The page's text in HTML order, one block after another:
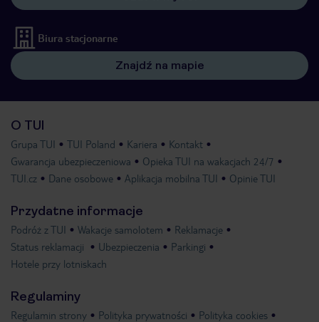
Biura stacjonarne
Znajdź na mapie
O TUI
Grupa TUI TUI Poland Kariera
Kontakt
Gwarancja ubezpieczeniowa
Opieka TUI na wakacjach 24/7
TUI.cz
Dane osobowe Aplikacja mobilna TUI Opinie TUI
Przydatne informacje
Podróż z TUI Wakacje samolotem
Reklamacje
Status reklamacji
Ubezpieczenia
Parkingi
Hotele przy lotniskach
Regulaminy
Regulamin strony Polityka prywatności Polityka cookies